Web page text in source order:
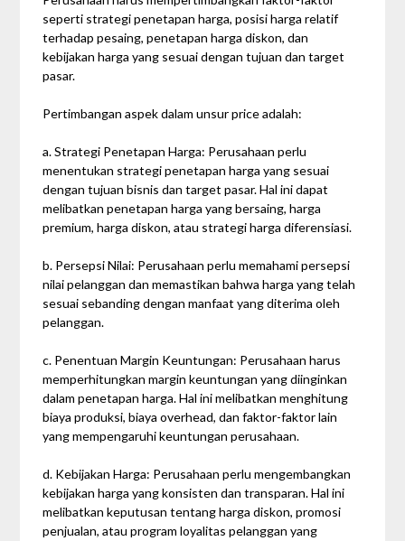
seperti strategi penetapan harga, posisi harga relatif
terhadap pesaing, penetapan harga diskon, dan
kebijakan harga yang sesuai dengan tujuan dan target
pasar.
Pertimbangan aspek dalam unsur price adalah:
a. Strategi Penetapan Harga: Perusahaan perlu
menentukan strategi penetapan harga yang sesuai
dengan tujuan bisnis dan target pasar. Hal ini dapat
melibatkan penetapan harga yang bersaing, harga
premium, harga diskon, atau strategi harga diferensiasi.
b. Persepsi Nilai: Perusahaan perlu memahami persepsi
nilai pelanggan dan memastikan bahwa harga yang telah
sesuai sebanding dengan manfaat yang diterima oleh
pelanggan.
c. Penentuan Margin Keuntungan: Perusahaan harus
memperhitungkan margin keuntungan yang diinginkan
dalam penetapan harga. Hal ini melibatkan menghitung
biaya produksi, biaya overhead, dan faktor-faktor lain
yang mempengaruhi keuntungan perusahaan.
d. Kebijakan Harga: Perusahaan perlu mengembangkan
kebijakan harga yang konsisten dan transparan. Hal ini
melibatkan keputusan tentang harga diskon, promosi
penjualan, atau program loyalitas pelanggan yang